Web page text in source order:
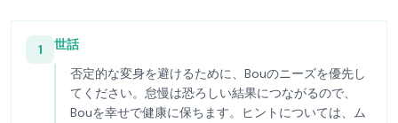
1
世話
否定的な変身を避けるために、Bouのニーズを優先し
てください。怠慢は恐ろしい結果につながるので、
Bouを幸せで健康に保ちます。ヒントについては、ム